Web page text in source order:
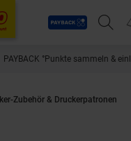
Payback
Suchfeld
PAYBACK °Punkte sammeln &
Zubehör & Druckerpatronen